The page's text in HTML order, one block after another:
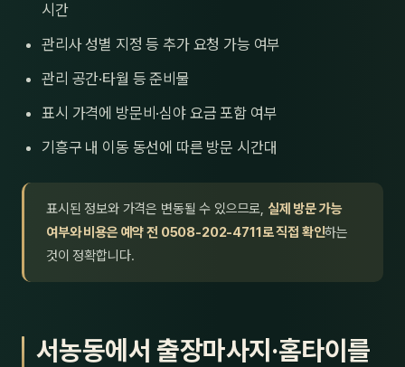
시간
관리사 성별 지정 등 추가 요청 가능 여부
관리 공간·타월 등 준비물
표시 가격에 방문비·심야 요금 포함 여부
기흥구 내 이동 동선에 따른 방문 시간대
표시된 정보와 가격은 변동될 수 있으므로, 실제 방문 가능
여부와 비용은 예약 전 0508-202-4711로 직접 확인하는
것이 정확합니다.
서농동에서 출장마사지·홈타이를